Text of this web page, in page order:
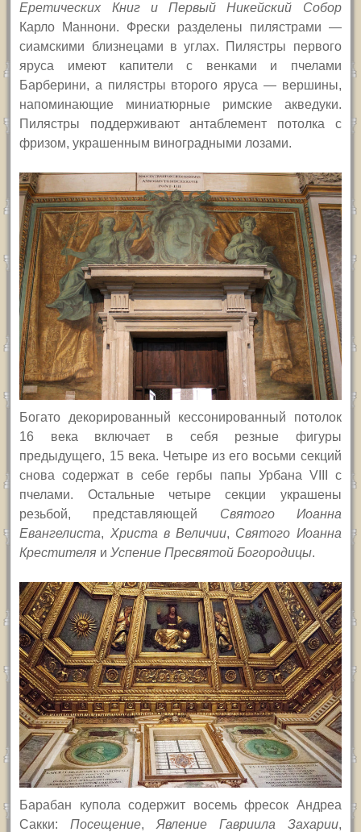
Еретических Книг
и Первый Никейский Собор
Карло Маннони. Фрески разделены пилястрами —
сиамскими близнецами в углах. Пилястры первого
яруса имеют капители с венками и пчелами
Барберини, а пилястры второго яруса — вершины,
напоминающие миниатюрные римские акведуки.
Пилястры поддерживают антаблемент потолка с
фризом, украшенным виноградными лозами.
Богато декорированный кессонированный потолок
16 века включает в себя резные фигуры
предыдущего, 15 века. Четыре из его восьми секций
снова содержат в себе гербы папы Урбана VIII с
пчелами. Остальные четыре секции украшены
резьбой, представляющей Святого Иоанна
Евангелиста, Христа в Величии, Святого Иоанна
Крестителя иУспение Пресвятой Богородицы.
Барабан купола содержит восемь фресок Андреа
Сакки:Посещение, Явление Гавриила Захарии,